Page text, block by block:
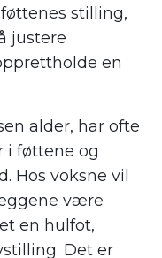
stilling,
justere
en
alder, har ofte
i føttene og
Hos voksne vil
være
en hulfot,
Det er